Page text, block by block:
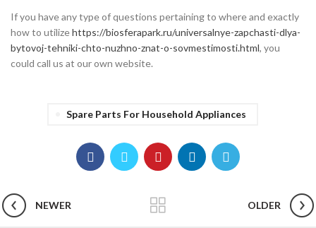
If you have any type of questions pertaining to where and exactly
how to utilizehttps://biosferapark.ru/universalnye-zapchasti-dlya-
bytovoj-tehniki-chto-nuzhno-znat-o-sovmestimosti.html, you
could call us at our own website.
Spare Parts For Household Appliances
NEWER OLDER